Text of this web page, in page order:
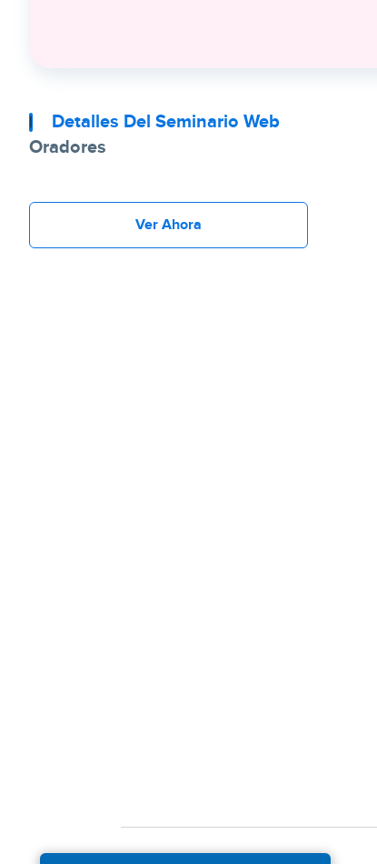
Detalles Del Seminario Web
Oradores
Ver Ahora